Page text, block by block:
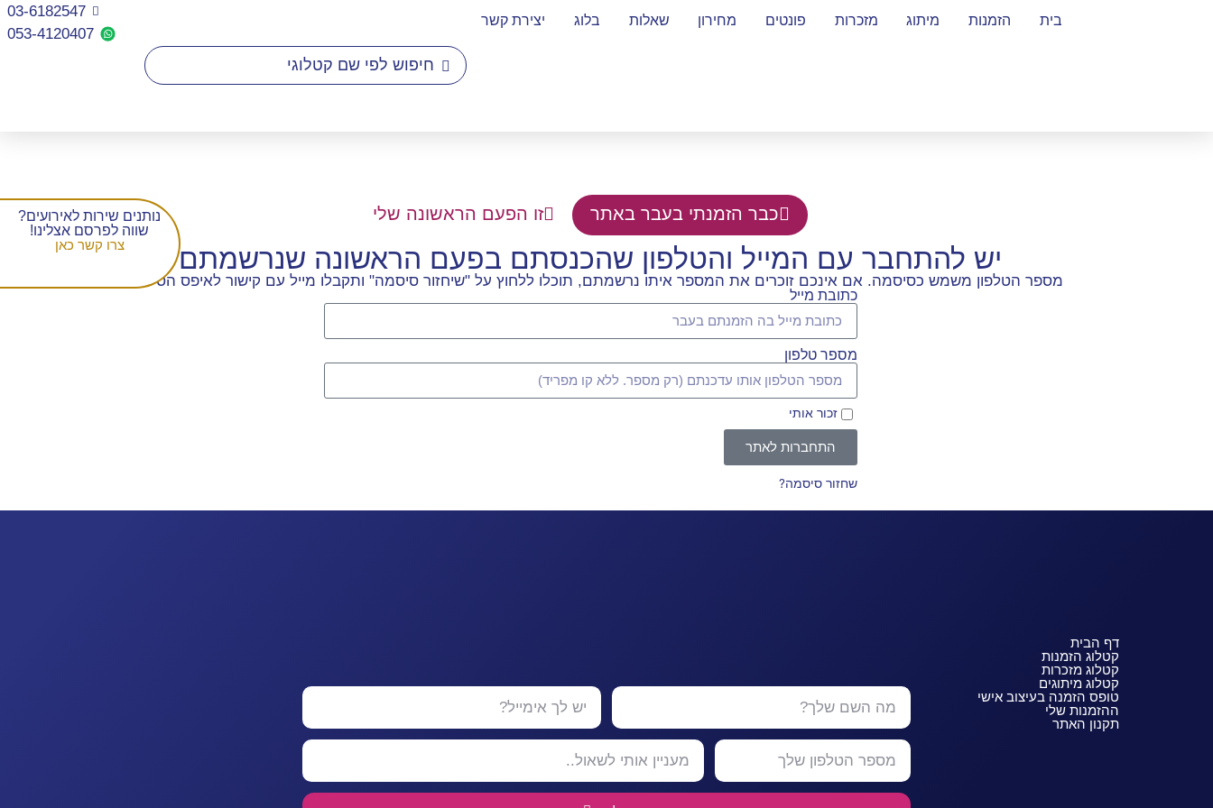
בית הזמנות מיתוג מזכרות פונטים מחירון שאלות בלוג יצירת קשר
03-6182547
053-4120407​
כבר הזמנתי בעבר באתר זו הפעם הראשונה שלי
יש להתחבר עם המייל והטלפון שהכנסתם בפעם הראשונה שנרשמתם
מספר הטלפון משמש כסיסמה. אם אינכם זוכרים את המספר איתו נרשמתם, תוכלו ללחוץ על "שיחזור סיסמה" ותקבלו מייל עם קישור לאיפס הסיסמה.
כתובת מייל
מספר טלפון
זכור אותי
התחברות לאתר
שחזור סיסמה?
דף הבית
קטלוג הזמנות
קטלוג מזכרות
קטלוג מיתוגים
טופס הזמנה בעיצוב אישי
ההזמנות שלי
תקנון האתר
נותנים שירות לאירועים?
שווה לפרסם אצלינו!
צרו קשר כאן